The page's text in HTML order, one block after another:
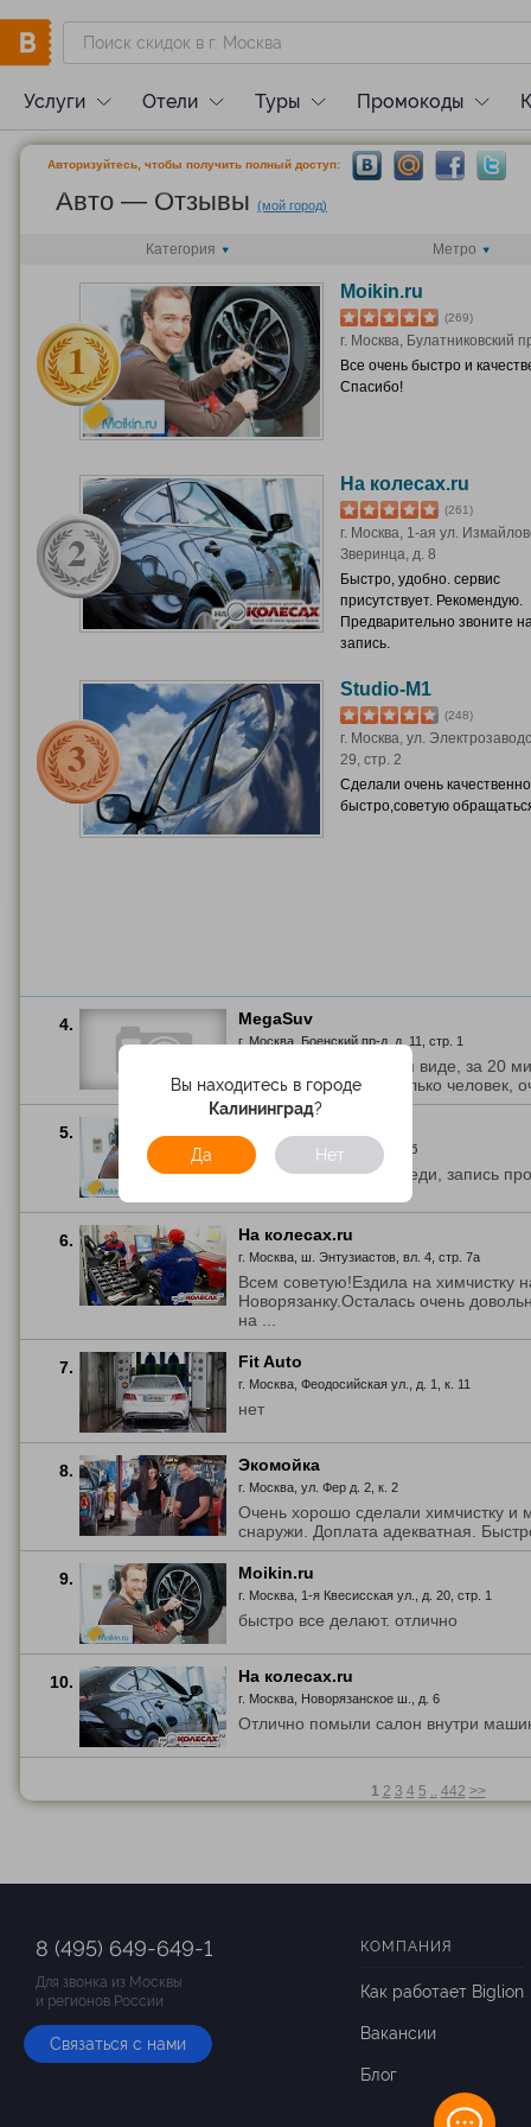
Вы находитесь в городе
Калининград?
Да Нет
Услуги Отели Туры Промокоды
Авторизуйтесь, чтобы получить полный доступ:
Авто — Отзывы (мой город)
Категория Метро
Moikin.ru
(269)
г. Москва, Булатниковский
Все очень быстро и
Спасибо!
На колесах.ru
(261)
г. Москва, 1-ая ул.
Зверинца, д. 8
Быстро, удобно. сервис
присутствует. Рекомендую.
Предварительно звоните
запись.
Studio-M1
(248)
г. Москва, ул.
29, стр. 2
Сделали очень
быстро,советую
4. MegaSuv
г. Москва, Боенский пр-д, д. 11, стр. 1
Все сделали в лучшем виде, за 20
работало сразу несколько человек,
5.
г. Москва, ул. Озерная, д. 47б
отлично все, без очереди, запись
6. На колесах.ru
г. Москва, ш. Энтузиастов, вл. 4, стр. 7а
Всем советую!Ездила на химчистку
Новорязанку.Осталась очень
на ...
7. Fit Auto
г. Москва, Феодосийская ул., д. 1, к. 11
нет
8. Экомойка
г. Москва, ул. Фер д. 2, к. 2
Очень хорошо сделали химчистку и
снаружи. Доплата адекватная.
9. Moikin.ru
г. Москва, 1-я Квесисская ул., д. 20, стр. 1
быстро все делают. отлично
10. На колесах.ru
г. Москва, Новорязанское ш., д. 6
Отлично помыли салон внутри
1 2 3 4 5 .. 442 >>
8 (495) 649-649-1
Для звонка из Москвы
и регионов России
Связаться с нами
КОМПАНИЯ
Как работает Biglion
Вакансии
Блог